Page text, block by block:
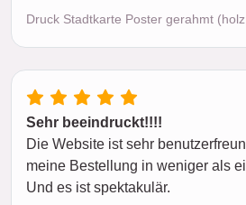
Druck Stadtkarte Poster gerahmt
Sehr beeindruckt!!!!
Die Website ist sehr
meine Bestellung in weniger als
Und es ist spektakulär.